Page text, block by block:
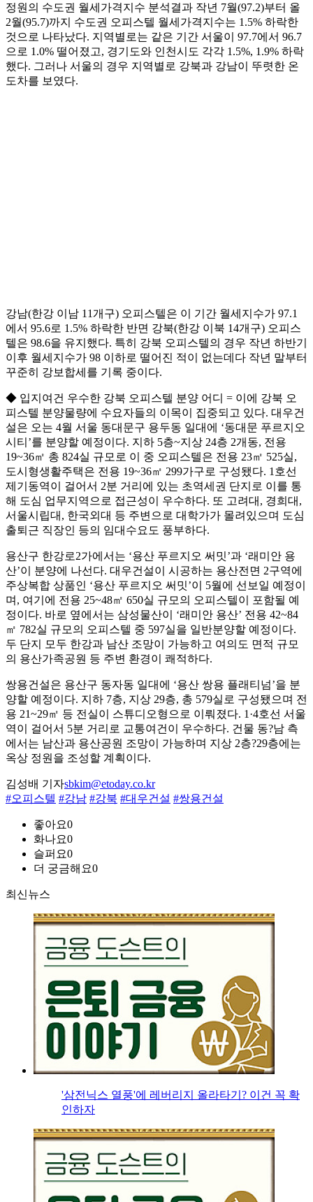
정원의 수도권 월세가격지수 분석결과 작년 7월(97.2)부터 올
2월(95.7)까지 수도권 오피스텔 월세가격지수는 1.5% 하락한
것으로 나타났다. 지역별로는 같은 기간 서울이 97.7에서 96.7
으로 1.0% 떨어졌고, 경기도와 인천시도 각각 1.5%, 1.9% 하락
했다. 그러나 서울의 경우 지역별로 강북과 강남이 뚜렷한 온
도차를 보였다.
강남(한강 이남 11개구) 오피스텔은 이 기간 월세지수가 97.1
에서 95.6로 1.5% 하락한 반면 강북(한강 이북 14개구) 오피스
텔은 98.6을 유지했다. 특히 강북 오피스텔의 경우 작년 하반기
이후 월세지수가 98 이하로 떨어진 적이 없는데다 작년 말부터
꾸준히 강보합세를 기록 중이다.
◆ 입지여건 우수한 강북 오피스텔 분양 어디 = 이에 강북 오
피스텔 분양물량에 수요자들의 이목이 집중되고 있다. 대우건
설은 오는 4월 서울 동대문구 용두동 일대에 ‘동대문 푸르지오
시티’를 분양할 예정이다. 지하 5층~지상 24층 2개동, 전용
19~36㎡ 총 824실 규모로 이 중 오피스텔은 전용 23㎡ 525실,
도시형생활주택은 전용 19~36㎡ 299가구로 구성됐다. 1호선
제기동역이 걸어서 2분 거리에 있는 초역세권 단지로 이를 통
해 도심 업무지역으로 접근성이 우수하다. 또 고려대, 경희대,
서울시립대, 한국외대 등 주변으로 대학가가 몰려있으며 도심
출퇴근 직장인 등의 임대수요도 풍부하다.
용산구 한강로2가에서는 ‘용산 푸르지오 써밋’과 ‘래미안 용
산’이 분양에 나선다. 대우건설이 시공하는 용산전면 2구역에
주상복합 상품인 ‘용산 푸르지오 써밋’이 5월에 선보일 예정이
며, 여기에 전용 25~48㎡ 650실 규모의 오피스텔이 포함될 예
정이다. 바로 옆에서는 삼성물산이 ‘래미안 용산’ 전용 42~84
㎡ 782실 규모의 오피스텔 중 597실을 일반분양할 예정이다.
두 단지 모두 한강과 남산 조망이 가능하고 여의도 면적 규모
의 용산가족공원 등 주변 환경이 쾌적하다.
쌍용건설은 용산구 동자동 일대에 ‘용산 쌍용 플래티넘’을 분
양할 예정이다. 지하 7층, 지상 29층, 총 579실로 구성됐으며 전
용 21~29㎡ 등 전실이 스튜디오형으로 이뤄졌다. 1·4호선 서울
역이 걸어서 5분 거리로 교통여건이 우수하다. 건물 동?남 측
에서는 남산과 용산공원 조망이 가능하며 지상 2층?29층에는
옥상 정원을 조성할 계획이다.
김성배 기자sbkim@etoday.co.kr
#오피스텔 #강남 #강북 #대우건설 #쌍용건설
좋아요0
화나요0
슬퍼요0
더 궁금해요0
최신뉴스
'삼전닉스 열풍'에 레버리지 올라타기? 이건 꼭 확
인하자